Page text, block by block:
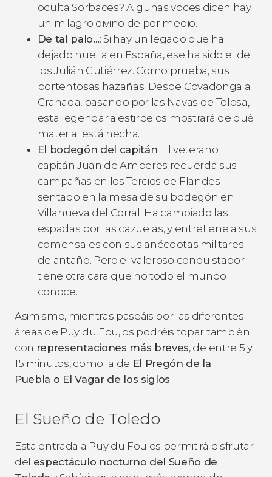
oculta Sorbaces? Algunas voces dicen hay
un milagro divino de por medio.
De tal palo...: Si hay un legado que ha
dejado huella en España, ese ha sido el de
los Julián Gutiérrez. Como prueba, sus
portentosas hazañas. Desde Covadonga a
Granada, pasando por las Navas de Tolosa,
esta legendaria estirpe os mostrará de qué
material está hecha.
El bodegón del capitán: El veterano
capitán Juan de Amberes recuerda sus
campañas en los Tercios de Flandes
sentado en la mesa de su bodegón en
Villanueva del Corral. Ha cambiado las
espadas por las cazuelas, y entretiene a sus
comensales con sus anécdotas militares
de antaño. Pero el valeroso conquistador
tiene otra cara que no todo el mundo
conoce.
Asimismo, mientras paseáis por las diferentes
áreas de Puy du Fou, os podréis topar también
con representaciones más breves, de entre 5 y
15 minutos, como la de El Pregón de la
Puebla o El Vagar de los siglos.
El Sueño de Toledo
Esta entrada a Puy du Fou os permitirá disfrutar
del espectáculo nocturno del Sueño de